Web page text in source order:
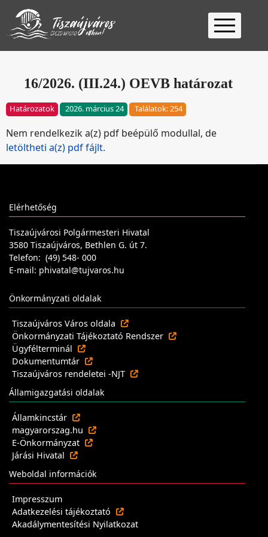
Kezdőlap
2026
16/2026. (III.24.) OEVB határozat
Határozatok 2026. március 24 Találatok: 254
Nem rendelkezik a(z) pdf beépülő modullal, de
letöltheti a(z) pdf fájlt.
Elérhetőség
Tiszaújvárosi Polgármesteri Hivatal
3580 Tiszaújváros, Bethlen G. út 7.
Telefon: (49) 548- 000
E-mail: phivatal@tujvaros.hu
Önkormányzati oldalak
Tiszaújváros Város oldala
Önkormányzati Tájékoztató Rendszer
Ügyfélterminál
Dokumentumtár
Tiszaújváros rendeletei -NJT
Államigazgatási oldalak
Államkincstár
magyarorszag.hu
E-Önkormányzat
Járási Hivatal
Weboldal információk
Impresszum
Adatkezelési tájékoztató
Akadálymentesítési Nyilatkozat